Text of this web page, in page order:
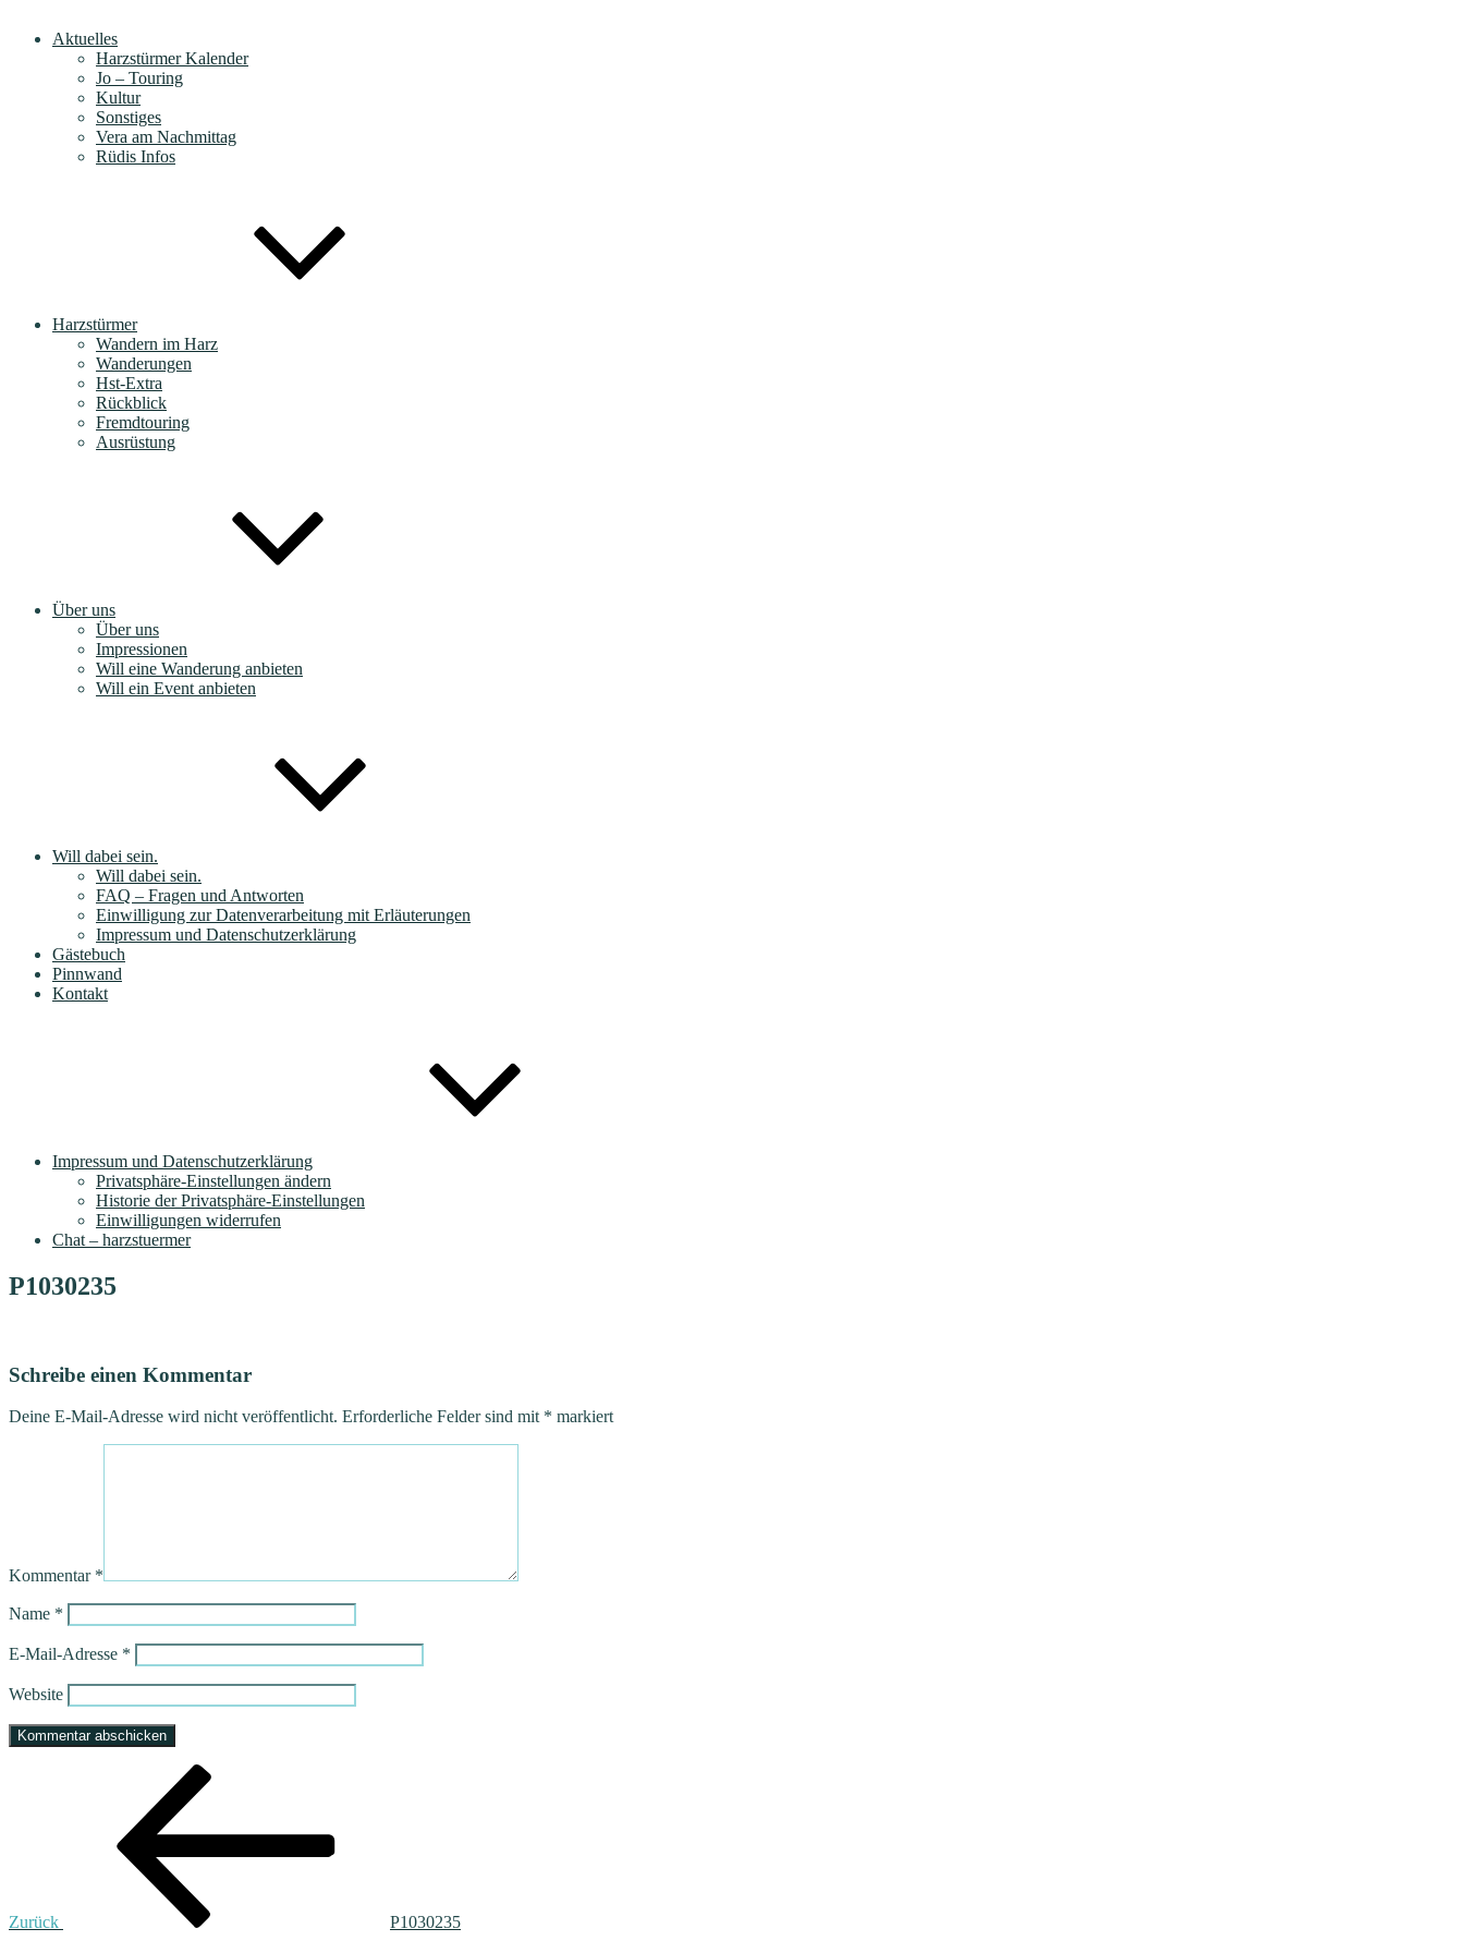
Aktuelles
Harzstürmer Kalender
Jo – Touring
Kultur
Sonstiges
Vera am Nachmittag
Rüdis Infos
Harzstürmer
Wandern im Harz
Wanderungen
Hst-Extra
Rückblick
Fremdtouring
Ausrüstung
Über uns
Über uns
Impressionen
Will eine Wanderung anbieten
Will ein Event anbieten
Will dabei sein.
Will dabei sein.
FAQ – Fragen und Antworten
Einwilligung zur Datenverarbeitung mit Erläuterungen
Impressum und Datenschutzerklärung
Gästebuch
Pinnwand
Kontakt
Impressum und Datenschutzerklärung
Privatsphäre-Einstellungen ändern
Historie der Privatsphäre-Einstellungen
Einwilligungen widerrufen
Chat – harzstuermer
P1030235
Schreibe einen Kommentar
Deine E-Mail-Adresse wird nicht veröffentlicht. Erforderliche Felder sind mit * markiert
Kommentar *
Name *
E-Mail-Adresse *
Website
Beitragsnavigation
Zurück P1030235